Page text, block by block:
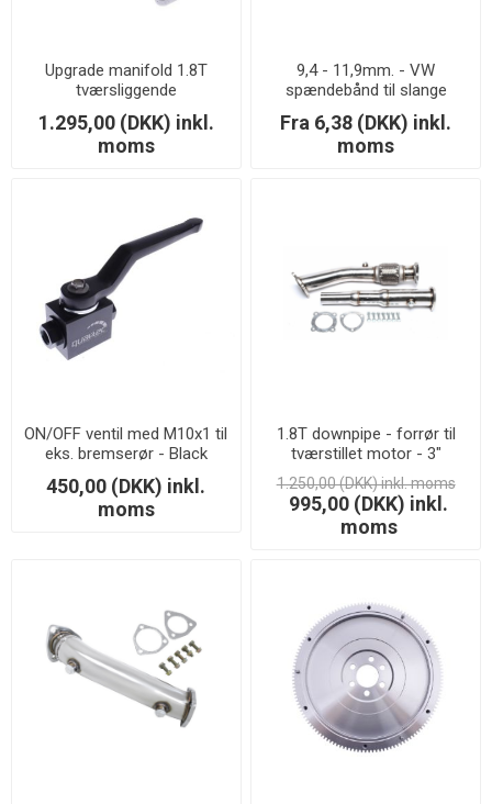
Upgrade manifold 1.8T
tværsliggende
1.295,00 (DKK) inkl.
moms
9,4 - 11,9mm. - VW
spændebånd til slange
Fra 6,38 (DKK) inkl.
moms
ON/OFF ventil med M10x1 til
eks. bremserør - Black
450,00 (DKK) inkl.
moms
1.8T downpipe - forrør til
tværstillet motor - 3"
1.250,00 (DKK) inkl. moms
995,00 (DKK) inkl.
moms